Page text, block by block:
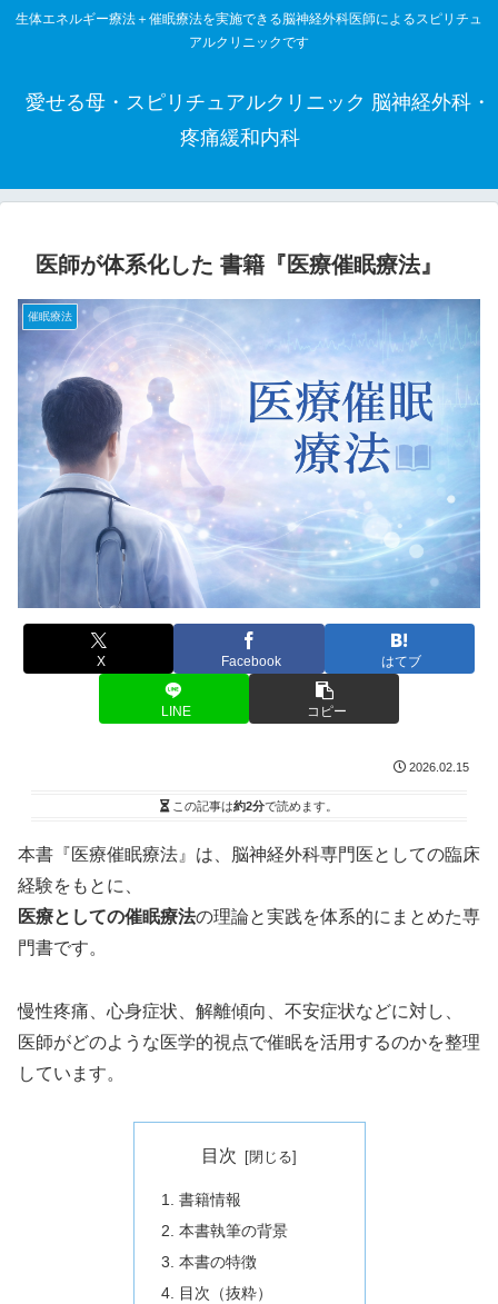
生体エネルギー療法＋催眠療法を実施できる脳神経外科医師によるスピリチュ
アルクリニックです
愛せる母・スピリチュアルクリニック 脳神経外科・
疼痛緩和内科
医師が体系化した 書籍『医療催眠療法』
催眠療法
X Facebook はてブ
LINE コピー
2026.02.15
この記事は約2分で読めます。
本書『医療催眠療法』は、脳神経外科専門医としての臨床
経験をもとに、
医療としての催眠療法の理論と実践を体系的にまとめた専
門書です。
慢性疼痛、心身症状、解離傾向、不安症状などに対し、
医師がどのような医学的視点で催眠を活用するのかを整理
しています。
目次
書籍情報
本書執筆の背景
本書の特徴
目次（抜粋）